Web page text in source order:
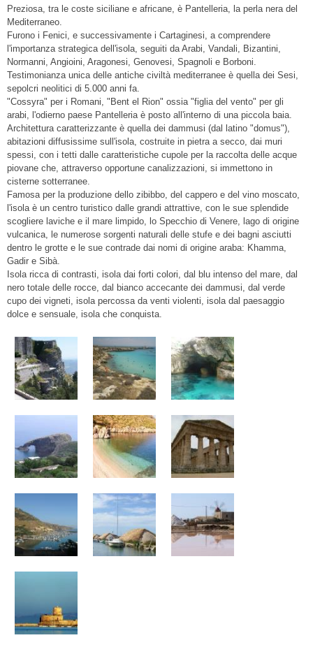
Preziosa, tra le coste siciliane e africane, è Pantelleria, la perla nera del
Mediterraneo.
Furono i Fenici, e successivamente i Cartaginesi, a comprendere
l'importanza strategica dell'isola, seguiti da Arabi, Vandali, Bizantini,
Normanni, Angioini, Aragonesi, Genovesi, Spagnoli e Borboni.
Testimonianza unica delle antiche civiltà mediterranee è quella dei Sesi,
sepolcri neolitici di 5.000 anni fa.
"Cossyra" per i Romani, "Bent el Rion" ossia "figlia del vento" per gli
arabi, l'odierno paese Pantelleria è posto all'interno di una piccola baia.
Architettura caratterizzante è quella dei dammusi (dal latino "domus"),
abitazioni diffusissime sull'isola, costruite in pietra a secco, dai muri
spessi, con i tetti dalle caratteristiche cupole per la raccolta delle acque
piovane che, attraverso opportune canalizzazioni, si immettono in
cisterne sotterranee.
Famosa per la produzione dello zibibbo, del cappero e del vino moscato,
l'isola è un centro turistico dalle grandi attrattive, con le sue splendide
scogliere laviche e il mare limpido, lo Specchio di Venere, lago di origine
vulcanica, le numerose sorgenti naturali delle stufe e dei bagni asciutti
dentro le grotte e le sue contrade dai nomi di origine araba: Khamma,
Gadir e Sibà.
Isola ricca di contrasti, isola dai forti colori, dal blu intenso del mare, dal
nero totale delle rocce, dal bianco accecante dei dammusi, dal verde
cupo dei vigneti, isola percossa da venti violenti, isola dal paesaggio
dolce e sensuale, isola che conquista.